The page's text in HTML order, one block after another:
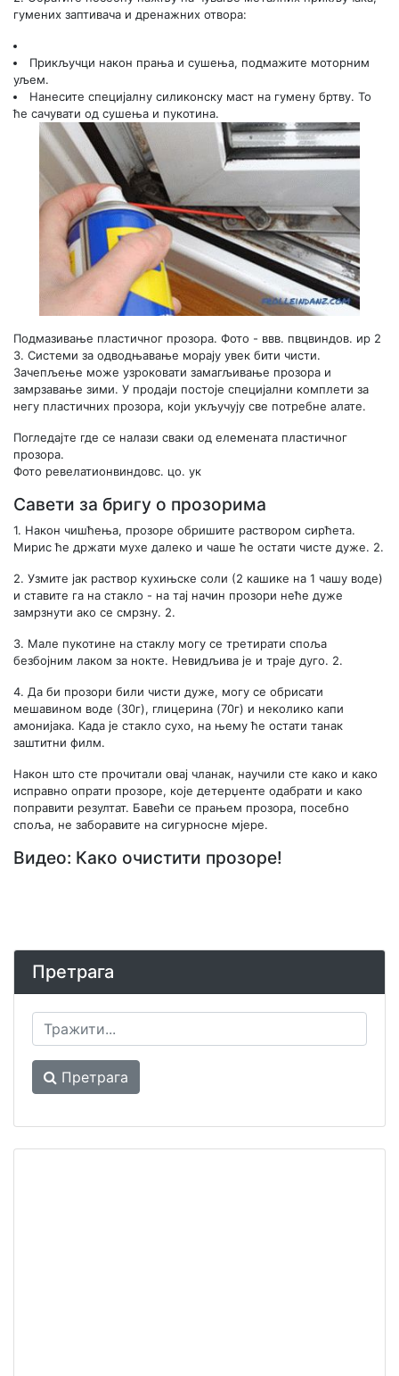
гумених заптивача и дренажних отвора:
Прикључци након прања и сушења, подмажите моторним
уљем.
Нанесите специјалну силиконску маст на гумену бртву. То
ће сачувати од сушења и пукотина.
Подмазивање пластичног прозора. Фото - ввв. пвцвиндов. ир 2
3. Системи за одводњавање морају увек бити чисти.
Зачепљење може узроковати замагљивање прозора и
замрзавање зими. У продаји постоје специјални комплети за
негу пластичних прозора, који укључују све потребне алате.
Погледајте где се налази сваки од елемената пластичног
прозора.
Фото ревелатионвиндовс. цо. ук
Савети за бригу о прозорима
1. Након чишћења, прозоре обришите раствором сирћета.
Мирис ће држати мухе далеко и чаше ће остати чисте дуже. 2.
2. Узмите јак раствор кухињске соли (2 кашике на 1 чашу воде)
и ставите га на стакло - на тај начин прозори неће дуже
замрзнути ако се смрзну. 2.
3. Мале пукотине на стаклу могу се третирати споља
безбојним лаком за нокте. Невидљива је и траје дуго. 2.
4. Да би прозори били чисти дуже, могу се обрисати
мешавином воде (30г), глицерина (70г) и неколико капи
амонијака. Када је стакло сухо, на њему ће остати танак
заштитни филм.
Након што сте прочитали овај чланак, научили сте како и како
исправно опрати прозоре, које детерџенте одабрати и како
поправити резултат. Бавећи се прањем прозора, посебно
споља, не заборавите на сигурносне мјере.
Видео: Како очистити прозоре!
Претрага
Претрага